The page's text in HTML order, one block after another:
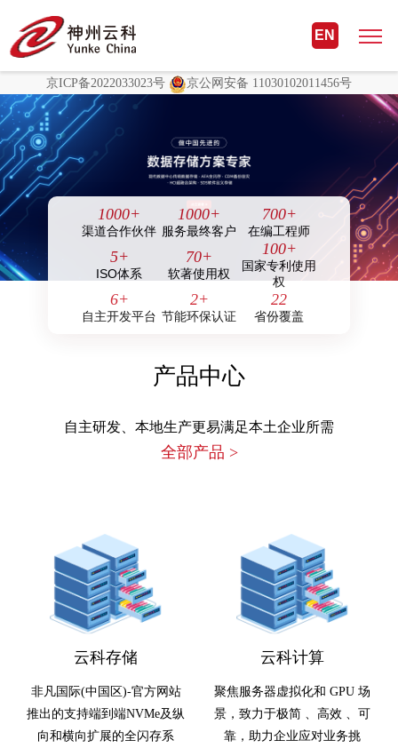
非凡国际(中国区)-官方网站
EN
京ICP备2022033023号
京公网安备 11030102011456号
1000+
渠道合作伙伴
1000+
服务最终客户
700+
在编工程师
5+
ISO体系
70+
软著使用权
100+
国家专利使用
权
6+
自主开发平台
2+
节能环保认证
22
省份覆盖
产品中心
自主研发、本地生产更易满足本土企业所需
全部产品 >
云科存储
非凡国际(中国区)-官方网站
推出的支持端到端NVMe及纵
向和横向扩展的全闪存系
云科计算
聚焦服务器虚拟化和 GPU 场
景，致力于极简 、高效 、可
靠，助力企业应对业务挑